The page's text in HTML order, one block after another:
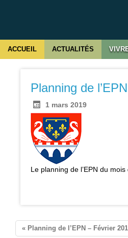
ACCUEIL ACTUALITÉS
Planning de
1 mars 2019
Le planning de l’EPN du
« Planning de l’EPN – Février